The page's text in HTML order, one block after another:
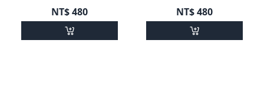
NT$480 NT$480